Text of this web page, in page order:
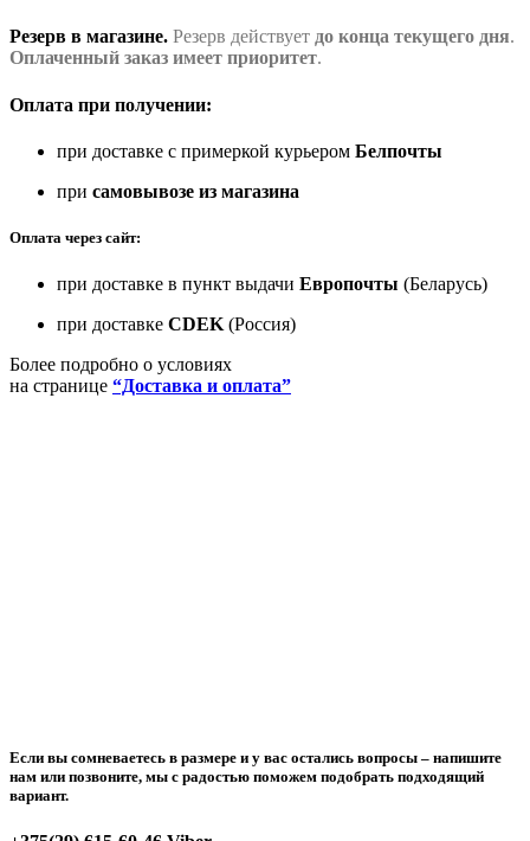
Резерв в магазине. Резерв действует до конца текущего дня.
Оплаченный заказ имеет приоритет.
Оплата при получении:
при доставке с примеркой курьером Белпочты
при самовывозе из магазина
Оплата через сайт:
при доставке в пункт выдачи Европочты (Беларусь)
при доставке CDEK (Россия)
Более подробно о условиях
на странице “Доставка и оплата”
Если вы сомневаетесь в размере и у вас остались вопросы – напишите
нам или позвоните, мы с радостью поможем подобрать подходящий
вариант.